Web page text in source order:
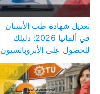
تعديل شهادة طب الأسنان
في ألمانيا 2026: دليلك
للحصول على الأبروباتسيون